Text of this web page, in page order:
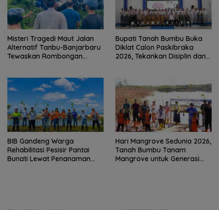
Misteri Tragedi Maut Jalan
Alternatif Tanbu-Banjarbaru
Tewaskan Rombongan
Bupati Tanah Bumbu Buka
Diklat Calon Paskibraka
2026, Tekankan Disiplin dan
BIB Gandeng Warga
Rehabilitasi Pesisir Pantai
Bunati Lewat Penanaman
Hari Mangrove Sedunia 2026,
Tanah Bumbu Tanam
Mangrove untuk Generasi